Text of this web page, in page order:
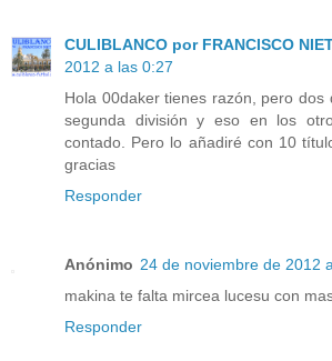
CULIBLANCO por FRANCISCO
2012 a las 0:27
Hola 00daker tienes razón, pero dos
segunda división y eso en los
contado. Pero lo añadiré con 10
gracias
Responder
Anónimo 24 de noviembre de 2012
makina te falta mircea lucesu con
Responder